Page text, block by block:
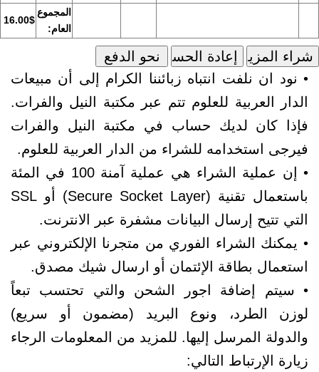
المجموع
العام:
16.00$
• نود ان نلفت انتباه زبائننا الكرام إلى أن مبيعات
الدار العربية للعلوم تتم عبر مكتبة النيل والفرات.
فإذا كان لديك حساب في مكتبة النيل والفرات
فيرجى استخدامه للشراء من الدار العربية للعلوم.
• إن عملية الشراء هي عملية آمنة 100 في المئة
باستعمال تقنية (Secure Socket Layer) أو SSL
التي تتيح إرسال البيانات مشفرة عبر الانترنت.
• يمكنك الشراء الفوري من متجرنا الإلكتروني عبر
استعمال بطاقة الإئتمان أو ارسال شيك مصدق.
• سيتم إضافة اجور الشحن والتي تحتسب تبعاً
لوزن الطرد، ونوع البريد (مضمون أو سريع)
والدولة المرسل إليها. للمزيد من المعلومات الرجاء
زيارة الإرتباط التالي: